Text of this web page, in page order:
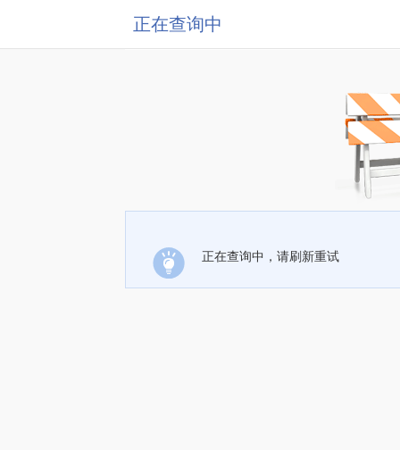
正在查询中
正在查询中，请刷新重试